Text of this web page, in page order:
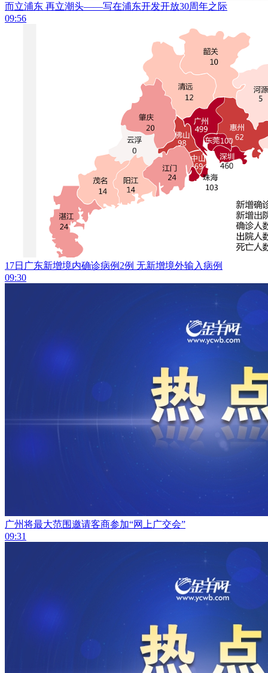
而立浦东 再立潮头——写在浦东开发开放30周年之际
09:56
17日广东新增境内确诊病例2例 无新增境外输入病例
09:30
广州将最大范围邀请客商参加“网上广交会”
09:31